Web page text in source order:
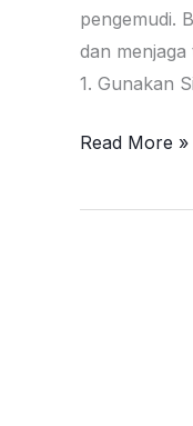
pengemudi.
dan
1. Gunakan
6
Agar
Read More »